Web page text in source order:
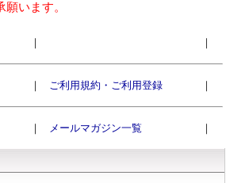
います。
｜ ｜
｜ ご利用規約・ご利用登録 ｜
｜ メールマガジン一覧 ｜